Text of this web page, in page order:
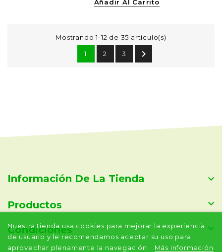
Nuestra tienda usa cookies para mejorar la experiencia
de usuario y le recomendamos aceptar su uso para
aprovechar plenamente la navegación.
Más información
Añadir Al Carrito
Mostrando 1-12 de 35 artículo(s)
1 2 3 
Información De La Tienda 
Productos 
Condiciones 